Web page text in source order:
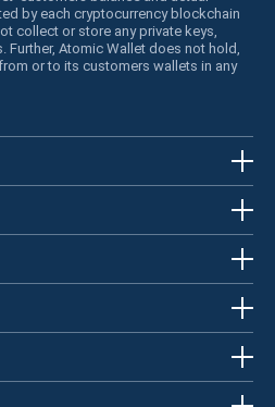
by each cryptocurrency blockchain
collect or store any private keys,
Atomic Wallet does not hold,
or to its customers wallets in any